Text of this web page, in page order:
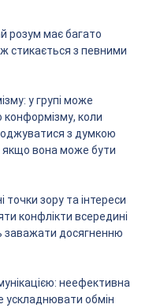
розум має багато
стикається з певними
у групі може
конформізму, коли
з думкою
якщо вона може бути
точки зору та інтереси
конфлікти всередині
заважати досягненню
неефективна
ускладнювати обмін